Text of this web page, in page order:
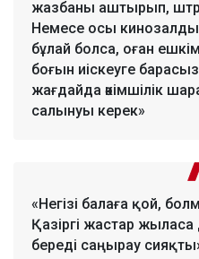
жазбаны аштырып,
Немесе осы
бұлай болса, оған
боғын иіскеуге
жағдайда әкімшілік
салынуы керек»
«Негізі балаға қой,
Қазіргі жастар
береді саңырау